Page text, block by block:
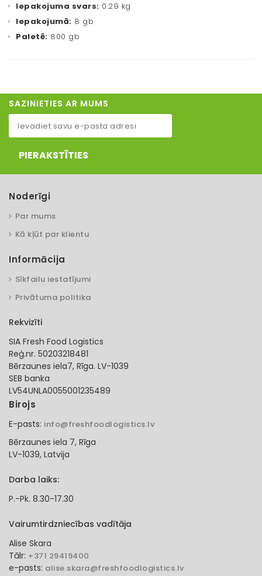
Iepakojuma svars: 0.29 kg
Iepakojumā: 8 gb
Paletē: 800 gb
SAZINIETIES AR MUMS
PIERAKSTĪTIES
Noderīgi
Par mums
Kā kļūt par klientu
Informācija
Sīkfailu iestatījumi
Privātuma politika
Rekvizīti
SIA Fresh Food Logistics
Reģ.nr. 50203218481
Bērzaunes iela7, Rīga. LV-1039
SEB banka
LV54UNLA0055001235489
Birojs
E-pasts: info@freshfoodlogistics.lv
Bērzaunes iela 7, Rīga
LV-1039, Latvija
Darba laiks:
P.-Pk. 8.30-17.30
Vairumtirdzniecības vadītāja
Alise Skara
Tālr: +371 29419400
e-pasts: alise.skara@freshfoodlogistics.lv